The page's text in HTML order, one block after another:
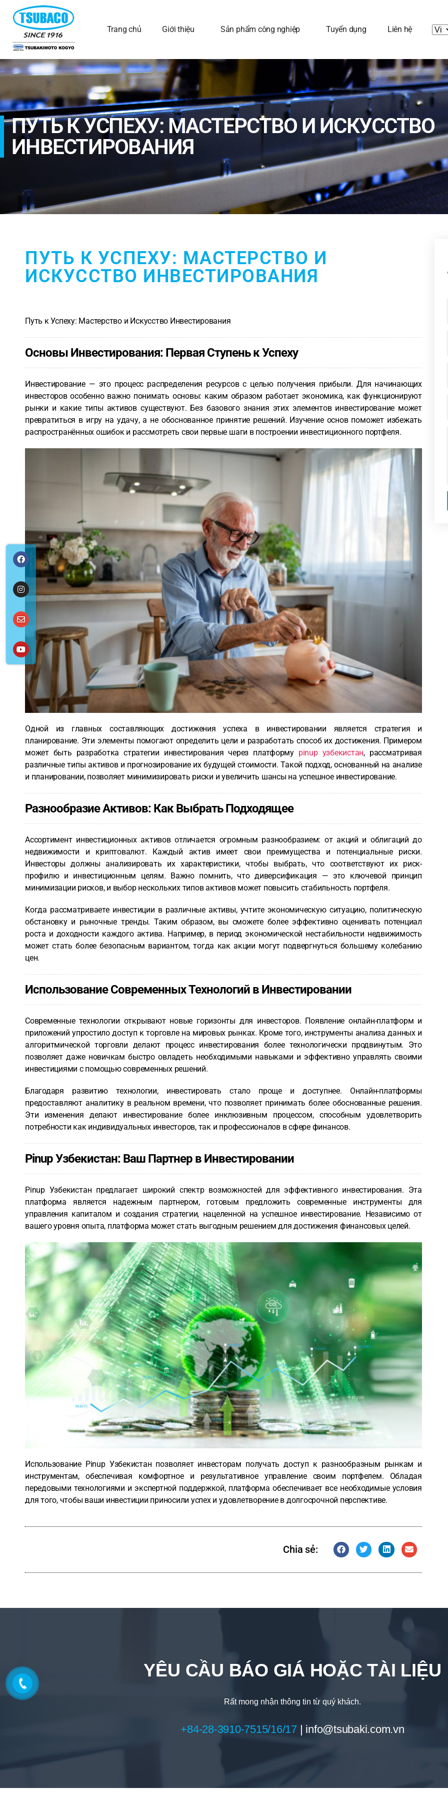
Trang chủ Giới thiệu Sản phẩm công nghiệp Tuyển dụng Liên hệ
ПУТЬ К УСПЕХУ: МАСТЕРСТВО И ИСКУССТВО
ИНВЕСТИРОВАНИЯ
ПУТЬ К УСПЕХУ: МАСТЕРСТВО И
ИСКУССТВО ИНВЕСТИРОВАНИЯ
Путь к Успеху: Мастерство и Искусство Инвестирования
Основы Инвестирования: Первая Ступень к Успеху
Инвестирование — это процесс распределения ресурсов с целью получения прибыли. Для начинающих
инвесторов особенно важно понимать основы: каким образом работает экономика, как функционируют
рынки и какие типы активов существуют. Без базового знания этих элементов инвестирование может
превратиться в игру на удачу, а не обоснованное принятие решений. Изучение основ поможет избежать
распространённых ошибок и рассмотреть свои первые шаги в построении инвестиционного портфеля.
Одной из главных составляющих достижения успеха в инвестировании является стратегия и
планирование. Эти элементы помогают определить цели и разработать способ их достижения. Примером
может быть разработка стратегии инвестирования через платформу pinup узбекистан, рассматривая
различные типы активов и прогнозирование их будущей стоимости. Такой подход, основанный на анализе
и планировании, позволяет минимизировать риски и увеличить шансы на успешное инвестирование.
Разнообразие Активов: Как Выбрать Подходящее
Ассортимент инвестиционных активов отличается огромным разнообразием: от акций и облигаций до
недвижимости и криптовалют. Каждый актив имеет свои преимущества и потенциальные риски.
Инвесторы должны анализировать их характеристики, чтобы выбрать, что соответствуют их риск-
профилю и инвестиционным целям. Важно помнить, что диверсификация — это ключевой принцип
минимизации рисков, и выбор нескольких типов активов может повысить стабильность портфеля.
Когда рассматриваете инвестиции в различные активы, учтите экономическую ситуацию, политическую
обстановку и рыночные тренды. Таким образом, вы сможете более эффективно оценивать потенциал
роста и доходности каждого актива. Например, в период экономической нестабильности недвижимость
может стать более безопасным вариантом, тогда как акции могут подвергнуться большему колебанию
цен.
Использование Современных Технологий в Инвестировании
Современные технологии открывают новые горизонты для инвесторов. Появление онлайн-платформ и
приложений упростило доступ к торговле на мировых рынках. Кроме того, инструменты анализа данных и
алгоритмической торговли делают процесс инвестирования более технологически продвинутым. Это
позволяет даже новичкам быстро овладеть необходимыми навыками и эффективно управлять своими
инвестициями с помощью современных решений.
Благодаря развитию технологии, инвестировать стало проще и доступнее. Онлайн-платформы
предоставляют аналитику в реальном времени, что позволяет принимать более обоснованные решения.
Эти изменения делают инвестирование более инклюзивным процессом, способным удовлетворить
потребности как индивидуальных инвесторов, так и профессионалов в сфере финансов.
Pinup Узбекистан: Ваш Партнер в Инвестировании
Pinup Узбекистан предлагает широкий спектр возможностей для эффективного инвестирования. Эта
платформа является надежным партнером, готовым предложить современные инструменты для
управления капиталом и создания стратегии, нацеленной на успешное инвестирование. Независимо от
вашего уровня опыта, платформа может стать выгодным решением для достижения финансовых целей.
Использование Pinup Узбекистан позволяет инвесторам получать доступ к разнообразным рынкам и
инструментам, обеспечивая комфортное и результативное управление своим портфелем. Обладая
передовыми технологиями и экспертной поддержкой, платформа обеспечивает все необходимые условия
для того, чтобы ваши инвестиции приносили успех и удовлетворение в долгосрочной перспективе.
Chia sẻ:
YÊU CẦU BÁO GIÁ HOẶC TÀI LIỆU
Rất mong nhận thông tin từ quý khách.
+84-28-3910-7515/16/17 | info@tsubaki.com.vn